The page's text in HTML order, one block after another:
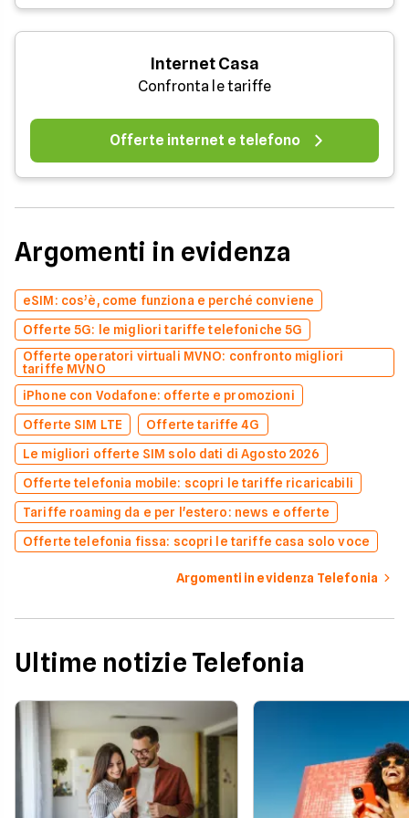
Internet Casa
Confronta le tariffe
Offerte internet e telefono
Argomenti in evidenza
eSIM: cos’è, come funziona e perché conviene
Offerte 5G: le migliori tariffe telefoniche 5G
Offerte operatori virtuali MVNO: confronto migliori
tariffe MVNO
iPhone con Vodafone: offerte e promozioni
Offerte SIM LTE
Offerte tariffe 4G
Le migliori offerte SIM solo dati di Agosto 2026
Offerte telefonia mobile: scopri le tariffe ricaricabili
Tariffe roaming da e per l'estero: news e offerte
Offerte telefonia fissa: scopri le tariffe casa solo voce
Argomenti in evidenza Telefonia
Ultime notizie Telefonia